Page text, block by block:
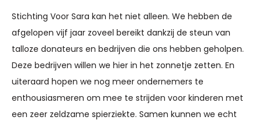
Stichting Voor Sara kan het niet alleen. We hebben de
afgelopen vijf jaar zoveel bereikt dankzij de steun van
talloze donateurs en bedrijven die ons hebben geholpen.
Deze bedrijven willen we hier in het zonnetje zetten. En
uiteraard hopen we nog meer ondernemers te
enthousiasmeren om mee te strijden voor kinderen met
een zeer zeldzame spierziekte. Samen kunnen we echt